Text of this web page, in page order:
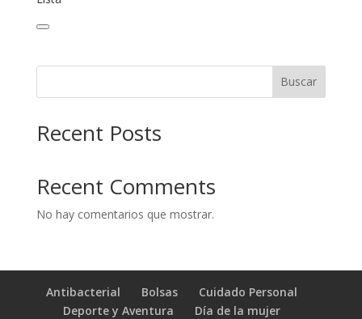
Buscar
Recent Posts
Recent Comments
No hay comentarios que mostrar.
Antibacterial Bolsas
Cuidado Personal
Deporte y Aventura
Día de la mujer